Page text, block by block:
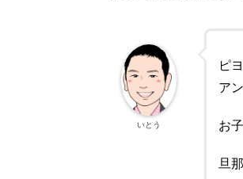
ピ
ア
お
旦
いとう